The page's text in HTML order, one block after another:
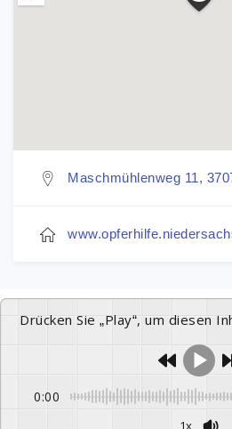
Maschmühlenweg 11,
Drücken Sie „Play“, um diesen
0:00
1x